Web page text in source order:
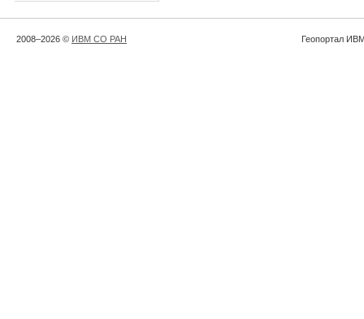
2008–2026 © ИВМ СО РАН Геопортал